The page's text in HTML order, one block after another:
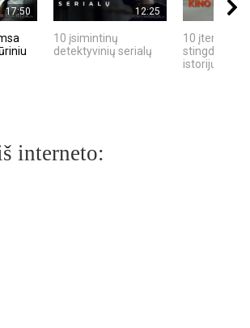
17:50 12:25
10 įsimintinų
detektyvinių serialų
10 įtemptų,
stingdančių
istorijų
interneto: